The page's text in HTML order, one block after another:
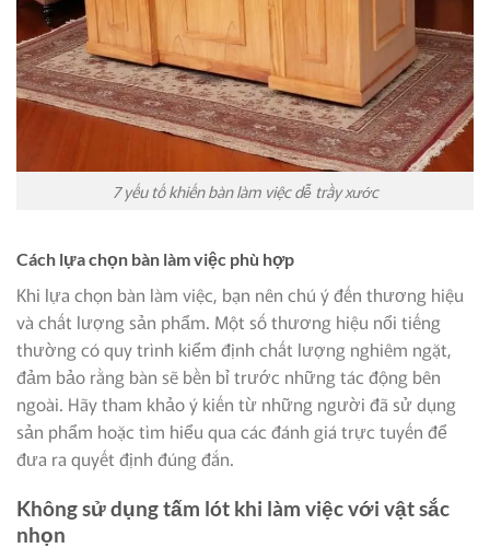
7 yếu tố khiến bàn làm việc dễ trầy xước
Cách lựa chọn bàn làm việc phù hợp
Khi lựa chọn bàn làm việc, bạn nên chú ý đến thương hiệu
và chất lượng sản phẩm. Một số thương hiệu nổi tiếng
thường có quy trình kiểm định chất lượng nghiêm ngặt,
đảm bảo rằng bàn sẽ bền bỉ trước những tác động bên
ngoài. Hãy tham khảo ý kiến từ những người đã sử dụng
sản phẩm hoặc tìm hiểu qua các đánh giá trực tuyến để
đưa ra quyết định đúng đắn.
Không sử dụng tấm lót khi làm việc với vật sắc
nhọn